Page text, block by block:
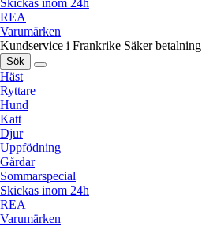
Skickas inom 24h
REA
Varumärken
Kundservice i Frankrike Säker betalning
Sök
Häst
Ryttare
Hund
Katt
Djur
Uppfödning
Gårdar
Sommarspecial
Skickas inom 24h
REA
Varumärken